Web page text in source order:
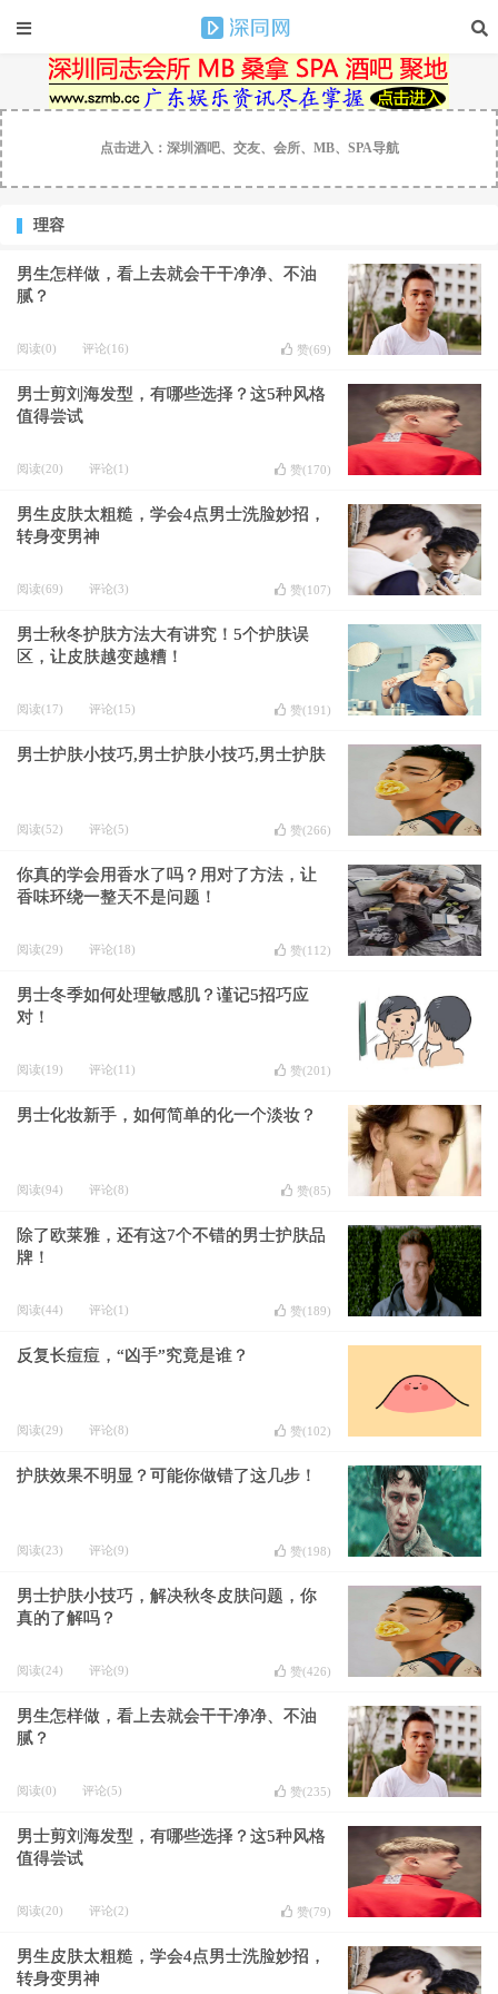
点击进入：深圳酒吧、交友、会所、MB、SPA导航
理容
男生怎样做，看上去就会干干净净、不油
腻？
阅读(0) 评论(16) 赞(69)
男士剪刘海发型，有哪些选择？这5种风格
值得尝试
阅读(20) 评论(1) 赞(170)
男生皮肤太粗糙，学会4点男士洗脸妙招，
转身变男神
阅读(69) 评论(3) 赞(107)
男士秋冬护肤方法大有讲究！5个护肤误
区，让皮肤越变越糟！
阅读(17) 评论(15) 赞(191 )
男士护肤小技巧,男士护肤小技巧,男士护肤
阅读(52) 评论(5) 赞(266)
你真的学会用香水了吗？用对了方法，让
香味环绕一整天不是问题！
阅读(29) 评论(18) 赞(112)
男士冬季如何处理敏感肌？谨记5招巧应
对！
阅读(19) 评论(11) 赞(201 )
男士化妆新手，如何简单的化一个淡妆？
阅读(94) 评论(8) 赞(85)
除了欧莱雅，还有这7个不错的男士护肤品
牌！
阅读(44) 评论(1) 赞(189)
反复长痘痘，“凶手”究竟是谁？
阅读(29) 评论(8) 赞(102)
护肤效果不明显？可能你做错了这几步！
阅读(23) 评论(9) 赞(198)
男士护肤小技巧，解决秋冬皮肤问题，你
真的了解吗？
阅读(24) 评论(9) 赞(426)
男生怎样做，看上去就会干干净净、不油
腻？
阅读(0) 评论(5) 赞(235)
男士剪刘海发型，有哪些选择？这5种风格
值得尝试
阅读(20) 评论(2) 赞(79)
男生皮肤太粗糙，学会4点男士洗脸妙招，
转身变男神